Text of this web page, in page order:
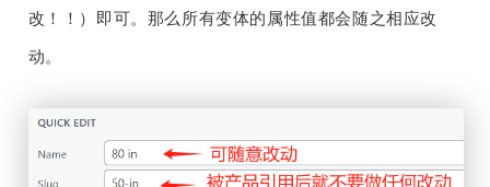
改！！）即可。那么所有变体的属性值都会随之相应改
动。